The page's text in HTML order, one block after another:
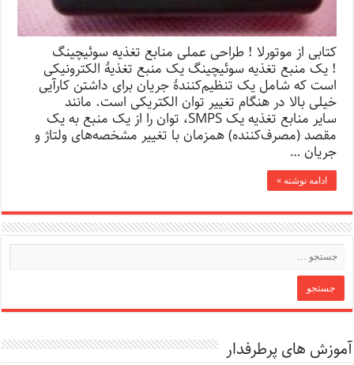
کتابی از موتورلا ! طراحی عملی منابع تغذیه سوئیچینگ
! یک منبع تغذیه سوئیچینگ یک منبع تغذیهٔ الکترونیکی
است که شامل یک تنظیم‌کنندهٔ جریان برای داشتن کارآیی
خیلی بالا در هنگام تغییر توان الکتریکی است. مانند
سایر منابع تغذیه یک SMPS، توان را از یک منبع به یک
مقصد (مصرف‌کننده) همزمان با تغییر مشخصه‌های ولتاژ و
جریان …
ادامه نوشته »
آموزش های پرطرفدار